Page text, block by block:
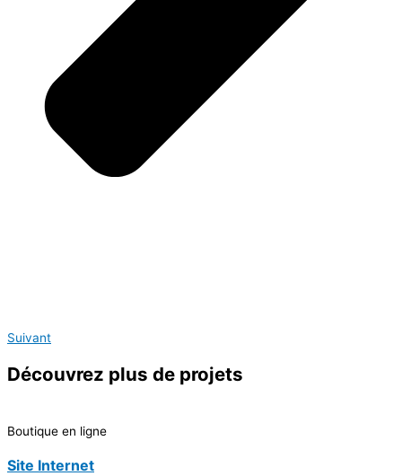
Suivant
Découvrez plus de projets
Boutique en ligne
Site Internet